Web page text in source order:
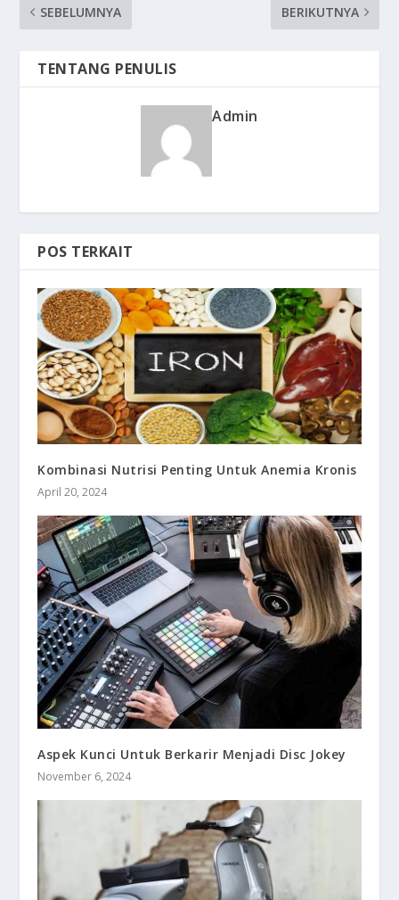
SEBELUMNYA BERIKUTNYA
TENTANG PENULIS
Admin
POS TERKAIT
Kombinasi Nutrisi Penting Untuk Anemia Kronis
April 20, 2024
Aspek Kunci Untuk Berkarir Menjadi Disc Jokey
November 6, 2024